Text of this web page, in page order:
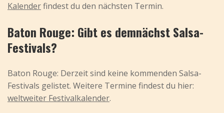
Kalenderfindest du den nächsten Termin.
Baton Rouge: Gibt es demnächst Salsa-
Festivals?
Baton Rouge: Derzeit sind keine kommenden Salsa-
Festivals gelistet. Weitere Termine findest du hier:
weltweiter Festivalkalender.